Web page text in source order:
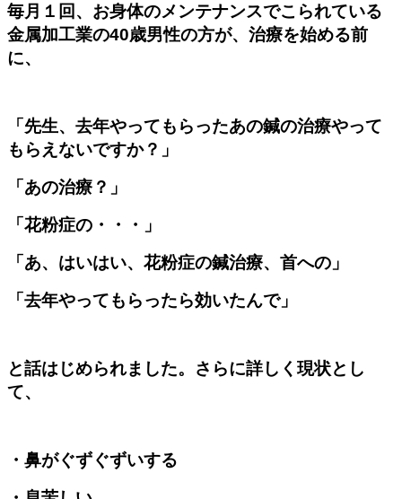
毎月１回、お身体のメンテナンスでこられている
金属加工業の40歳男性の方が、治療を始める前
に、
「先生、去年やってもらったあの鍼の治療やって
もらえないですか？」
「あの治療？」
「花粉症の・・・」
「あ、はいはい、花粉症の鍼治療、首への」
「去年やってもらったら効いたんで」
と話はじめられました。さらに詳しく現状とし
て、
・鼻がぐずぐずいする